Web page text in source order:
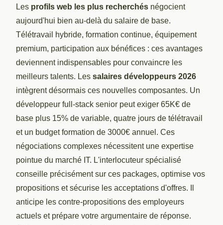
Les profils web les plus recherchés négocient
aujourd'hui bien au-delà du salaire de base.
Télétravail hybride, formation continue, équipement
premium, participation aux bénéfices : ces avantages
deviennent indispensables pour convaincre les
meilleurs talents. Les salaires développeurs 2026
intègrent désormais ces nouvelles composantes. Un
développeur full-stack senior peut exiger 65K€ de
base plus 15% de variable, quatre jours de télétravail
et un budget formation de 3000€ annuel. Ces
négociations complexes nécessitent une expertise
pointue du marché IT. L'interlocuteur spécialisé
conseille précisément sur ces packages, optimise vos
propositions et sécurise les acceptations d'offres. Il
anticipe les contre-propositions des employeurs
actuels et prépare votre argumentaire de réponse.